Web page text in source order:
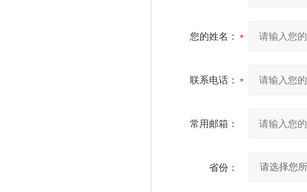
您的姓名：
联系电话：
常用邮箱：
省份：